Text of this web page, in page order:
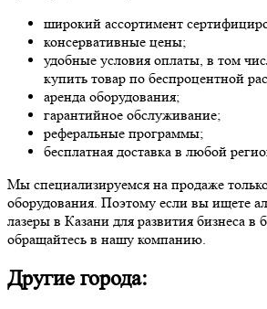
широкий ассортимент
консервативные цены;
удобные условия оплаты, в том
купить товар по беспроцентной
аренда оборудования;
гарантийное обслуживание;
реферальные программы;
бесплатная доставка в любой
Мы специализируемся на продаже
оборудования. Поэтому если вы ищете
лазеры в Казани для развития бизнеса в
обращайтесь в нашу компанию.
Другие города: